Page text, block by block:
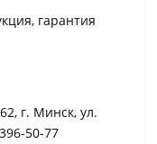
гарантия
г. Минск, ул.
50-77